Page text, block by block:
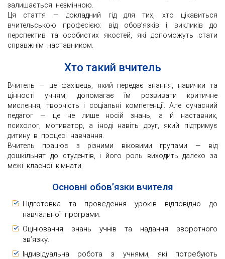
залишається незмінною.
Ця стаття — докладний гід для тих, хто цікавиться
вчительською професією: від обов’язків і викликів до
перспектив та особистих якостей, які допоможуть стати
справжнім наставником.
Хто такий вчитель
Вчитель — це фахівець, який передає знання, навички та
цінності учням, допомагає їм розвивати критичне
мислення, творчість і соціальні компетенції. Але сучасний
педагог — це не лише носій знань, а й наставник,
психолог, мотиватор, а іноді навіть друг, який підтримує
дитину в процесі навчання.
Вчитель працює з різними віковими групами — від
дошкільнят до студентів, і його роль виходить далеко за
межі класної кімнати.
Основні обов’язки вчителя
Підготовка та проведення уроків відповідно до
навчальної програми.
Оцінювання знань учнів та надання зворотного
зв’язку.
Індивідуальна робота з учнями, які потребують